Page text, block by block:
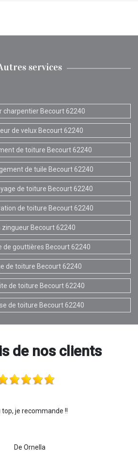
services
charpentier Becourt 62240
de velux Becourt 62240
de toiture Becourt 62240
de tuile Becourt 62240
de toiture Becourt 62240
de toiture Becourt 62240
zingueur Becourt 62240
de gouttières Becourt 62240
de toiture Becourt 62240
de toiture Becourt 62240
de toiture Becourt 62240
de nos clients
top, je recommande !!
De Ornella